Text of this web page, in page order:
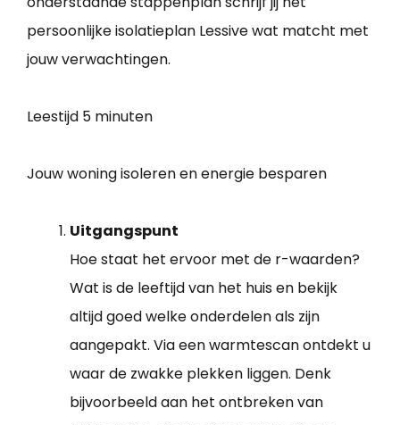
persoonlijke isolatieplan Lessive wat matcht met
jouw verwachtingen.
Leestijd 5 minuten
Jouw woning isoleren en energie besparen
Uitgangspunt
Hoe staat het ervoor met de r-waarden?
Wat is de leeftijd van het huis en bekijk
altijd goed welke onderdelen als zijn
aangepakt. Via een warmtescan ontdekt u
waar de zwakke plekken liggen. Denk
bijvoorbeeld aan het ontbreken van